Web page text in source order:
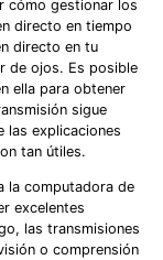
cómo gestionar los
directo en tiempo
directo en tu
de ojos.󠀲󠀧󠀨󠀦󠀤󠀦󠀨󠀤󠀳󠀰 Es posible
ella para obtener
sigue
las explicaciones
tan útiles.
la computadora de
excelentes
las transmisiones
o comprensión